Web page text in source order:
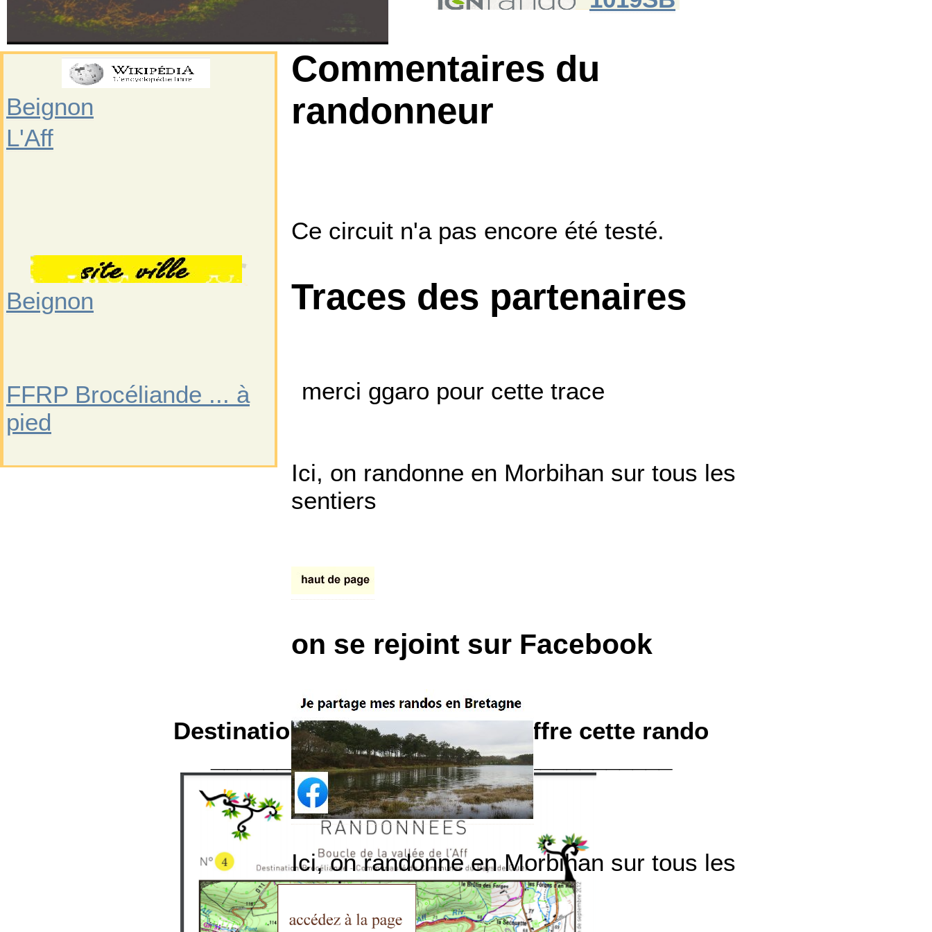
Beignon
L'Aff
Beignon
FFRP Brocéliande ... à
pied
Destination Brocéliande vous offre cette rando
___________________________________
Commentaires du
randonneur
Ce circuit n'a pas encore été testé.
Traces des partenaires
merci ggaro pour cette trace
Ici, on randonne en Morbihan sur tous les
sentiers
on se rejoint sur Facebook
Ici, on randonne en Morbihan sur tous les
sentiers